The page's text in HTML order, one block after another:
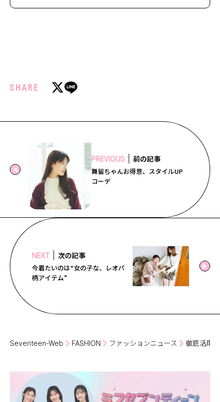
SHARE
PREVIOUS 前の記事
舞留ちゃんお得意、スタイルUP
コーデ
NEXT 次の記事
今着たいのは“女の子な、レオパ
柄アイテム”
Seventeen-Web FASHION ファッションニュース 徹底活用